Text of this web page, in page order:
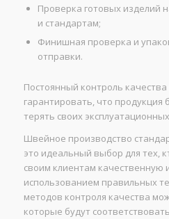
Проверка готовых изделий
и стандартам;
Финишная проверка и
отправки.
Постоянный контроль
гарантировать, что продукция
терять своих
Швейное производство
это идеальный выбор для тех,
своим клиентам качественную
использованием правильных
методов контроля качества
которые будут